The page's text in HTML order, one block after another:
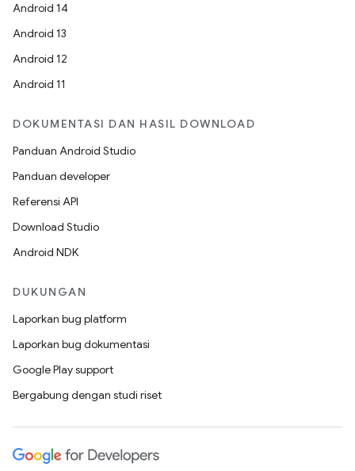
Android 14
Android 13
Android 12
Android 11
DOKUMENTASI DAN HASIL DOWNLOAD
Panduan Android Studio
Panduan developer
Referensi API
Download Studio
Android NDK
DUKUNGAN
Laporkan bug platform
Laporkan bug dokumentasi
Google Play support
Bergabung dengan studi riset